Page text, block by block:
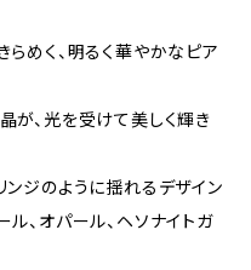
めく、明るく華やかなピア
が、光を受けて美しく輝き
ンジのように揺れるデザイン
、オパール、ヘソナイトガ